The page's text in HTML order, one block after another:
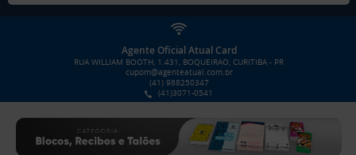
Agente Oficial Atual Card
RUA WILLIAM BOOTH, 1.431, BOQUEIRAO, CURITIBA - PR
cupom@agenteatual.com.br
(41) 988250347
(41)3071-0541